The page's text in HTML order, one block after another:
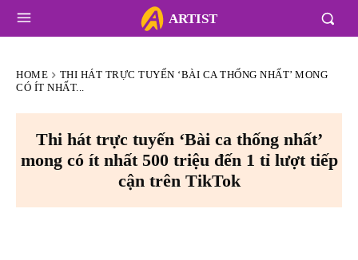
ARTIST
HOME
THI HÁT TRỰC TUYẾN ‘BÀI CA THỐNG NHẤT’ MONG
CÓ ÍT NHẤT...
Thi hát trực tuyến ‘Bài ca thống nhất’
mong có ít nhất 500 triệu đến 1 tỉ lượt tiếp
cận trên TikTok